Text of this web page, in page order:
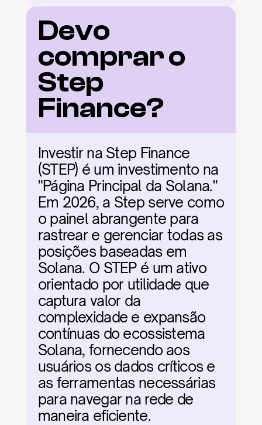
Devo
comprar o
Step
Finance?
Investir na Step Finance
(STEP) é um investimento na
"Página Principal da Solana."
Em 2026, a Step serve como
o painel abrangente para
rastrear e gerenciar todas as
posições baseadas em
Solana. O STEP é um ativo
orientado por utilidade que
captura valor da
complexidade e expansão
contínuas do ecossistema
Solana, fornecendo aos
usuários os dados críticos e
as ferramentas necessárias
para navegar na rede de
maneira eficiente.